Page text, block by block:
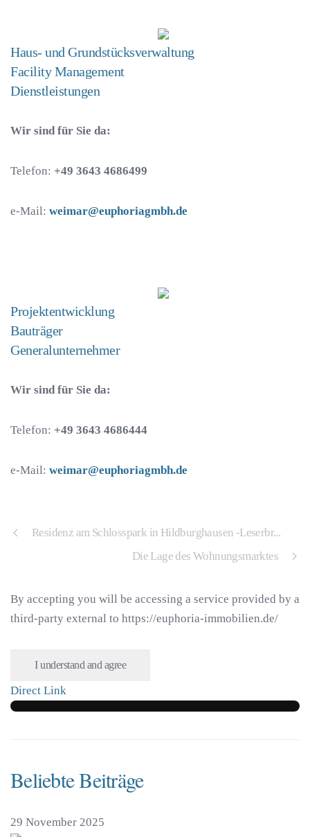
Haus- und Grundstücksverwaltung
Facility Management
Dienstleistungen
Wir sind für Sie da:
Telefon: +49 3643 4686499
e-Mail: weimar@euphoriagmbh.de
Projektentwicklung
Bauträger
Generalunternehmer
Wir sind für Sie da:
Telefon: +49 3643 4686444
e-Mail: weimar@euphoriagmbh.de
Residenz am Schlosspark in Hildburghausen -Leserbr...
Die Lage des Wohnungsmarktes
By accepting you will be accessing a service provided by a
third-party external to https://euphoria-immobilien.de/
I understand and agree
Direct Link
Beliebte Beiträge
29 November 2025